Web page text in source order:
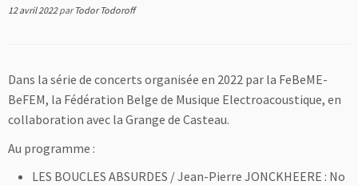
12 avril 2022 parTodor Todoroff
Dans la série de concerts organisée en 2022 par la FeBeME-
BeFEM, la Fédération Belge de Musique Electroacoustique, en
collaboration avec la Grange de Casteau.
Au programme :
LES BOUCLES ABSURDES / Jean-Pierre JONCKHEERE : No